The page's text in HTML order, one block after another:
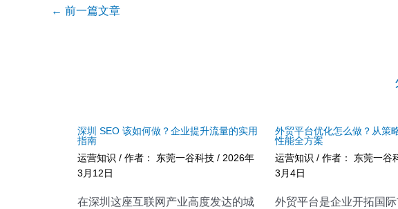
Post
← 前一篇文章
深圳 SEO 该如何做？企业提升流量的实用
指南
运营知识 / 作者： 东莞一谷科技 / 2026年
3月12日
在深圳这座互联网产业高度发达的城
外贸平台优化怎么做？从策
性能全方案
运营知识 / 作者： 东莞一谷
3月4日
外贸平台是企业开拓国